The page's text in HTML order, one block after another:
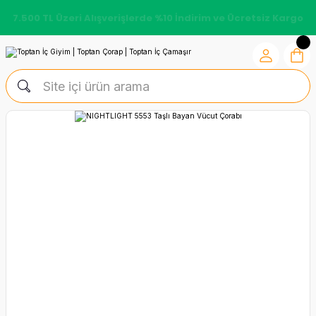
7.500 TL Üzeri Alışverişlerde %10 İndirim ve Ücretsiz Kargo